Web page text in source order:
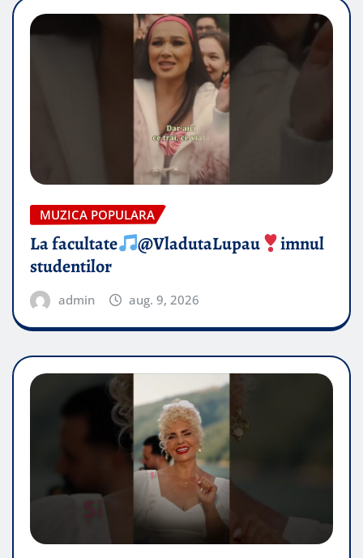
MUZICA POPULARA
La facultate @VladutaLupau
imnul
studentilor
admin aug. 9, 2026